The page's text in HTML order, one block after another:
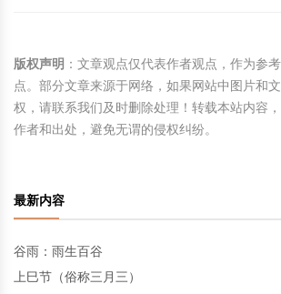
版权声明 ：文章观点仅代表作者观点，作为参
点。部分文章来源于网络，如果网站中图片和
权，请联系我们及时删除处理！转载本站内容，
作者和出处，避免无谓的侵权纠纷。
最新内容
谷雨：雨生百谷
上巳节（俗称三月三）